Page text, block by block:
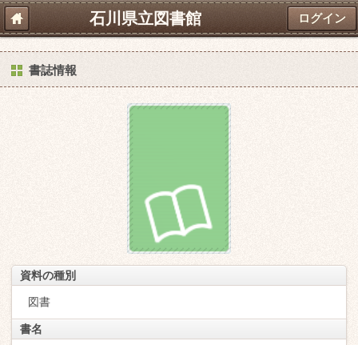
石川県立図書館 ログイン
書誌情報
資料の種別
図書
書名